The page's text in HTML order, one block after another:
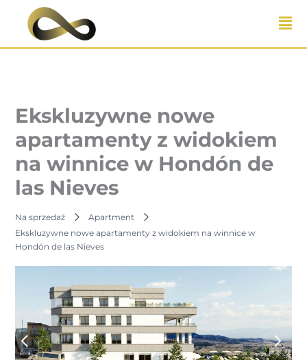
Przejdź
Ekskluzywne nowe
apartamenty z widokiem
na winnice w Hondón de
las Nieves
Na sprzedaż
Apartment
Ekskluzywne nowe apartamenty z widokiem na winnice w
Hondón de las Nieves